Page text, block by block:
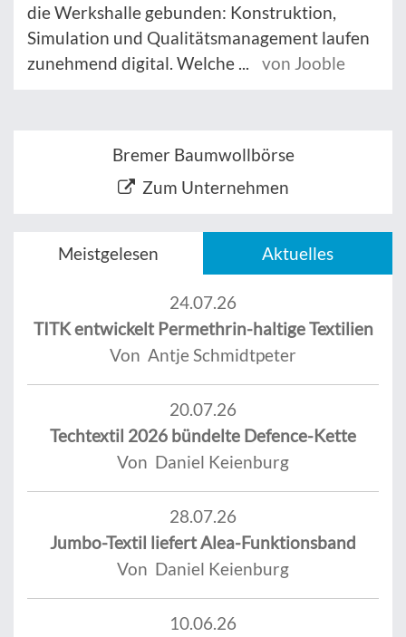
die Werkshalle gebunden: Konstruktion,
Simulation und Qualitätsmanagement laufen
zunehmend digital. Welche ...
von Jooble
Bremer Baumwollbörse
Zum Unternehmen
Meistgelesen Aktuelles
24.07.26
TITK entwickelt Permethrin-haltige Textilien
Von Antje Schmidtpeter
20.07.26
Techtextil 2026 bündelte Defence-Kette
Von Daniel Keienburg
28.07.26
Jumbo-Textil liefert Alea-Funktionsband
Von Daniel Keienburg
10.06.26